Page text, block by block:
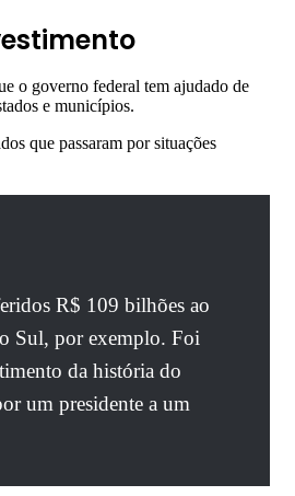
o governo federal tem ajudado de
e municípios.
que passaram por situações
R$ 109 bilhões ao
Sul, por exemplo. Foi
da história do
um presidente a um